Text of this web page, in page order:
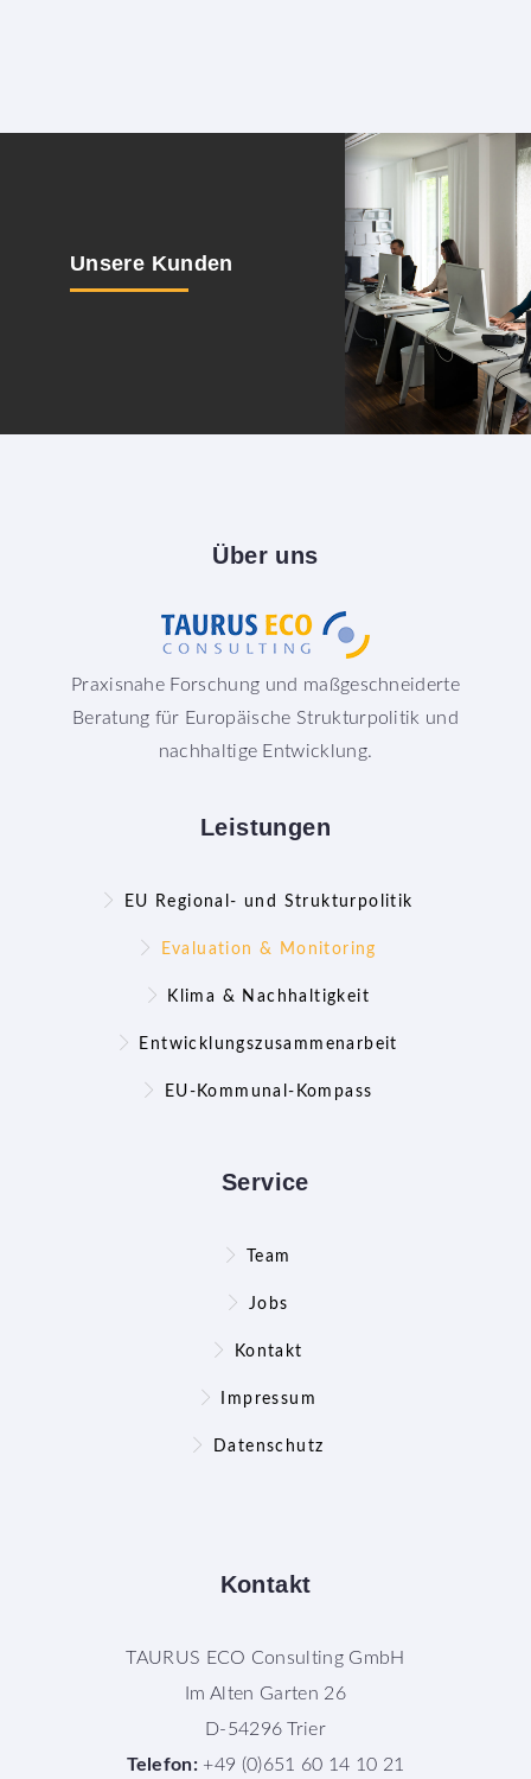
Unsere Kunden
Über uns
Praxisnahe Forschung und maßgeschneiderte
Beratung für Europäische Strukturpolitik und
nachhaltige Entwicklung.
Leistungen
EU Regional- und Strukturpolitik
Evaluation & Monitoring
Klima & Nachhaltigkeit
Entwicklungszusammenarbeit
EU-Kommunal-Kompass
Service
Team
Jobs
Kontakt
Impressum
Datenschutz
Kontakt
TAURUS ECO Consulting GmbH
Im Alten Garten 26
D-54296 Trier
Telefon: +49 (0)651 60 14 10 21